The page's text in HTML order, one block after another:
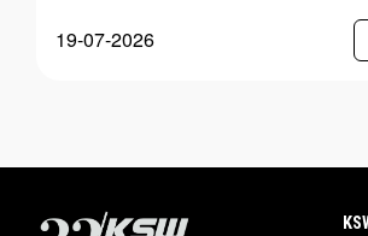
19-07-2026